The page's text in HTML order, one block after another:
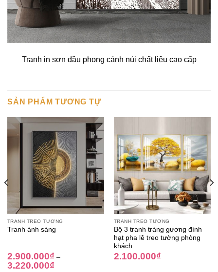
Tranh in sơn dầu phong cảnh núi chất liệu cao cấp
SẢN PHẨM TƯƠNG TỰ
TRANH TREO TƯỜNG
Tranh ánh sáng
2.900.000₫ –
3.220.000₫
TRANH TREO TƯỜNG
Bộ 3 tranh tráng gương đính
hạt pha lê treo tường phòng
khách
2.100.000₫